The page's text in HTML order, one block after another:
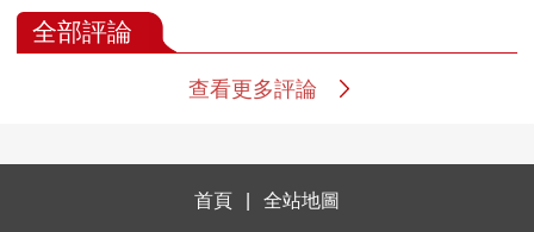
全部評論
查看更多評論
首頁 全站地圖